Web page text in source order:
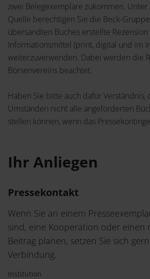
News
Termine
Karriere
Prospekte und Kataloge
Jetzt Angebot anfordern
Young Academics
Handelsinfo
Presse
Kontakt
Shop
Inlibra
zwei Belegexemplare zukommen.
Quelle berechtigen Sie die Beck-
übersandten Buches erstellte Rezension
Informationsmittel (print, digital und im
weiterzuverwenden. Dabei werden die
Börsenvereins beachtet.
Haben Sie bitte auch dafür Verständnis,
Umständen nicht alle angeforderten
stellen können, wenn das
Ihr Anliegen
Pressekontakt
Wenn Sie an einem
sind, eine Kooperation oder einen
Beitrag planen, setzen Sie sich
Verbindung.
Institution